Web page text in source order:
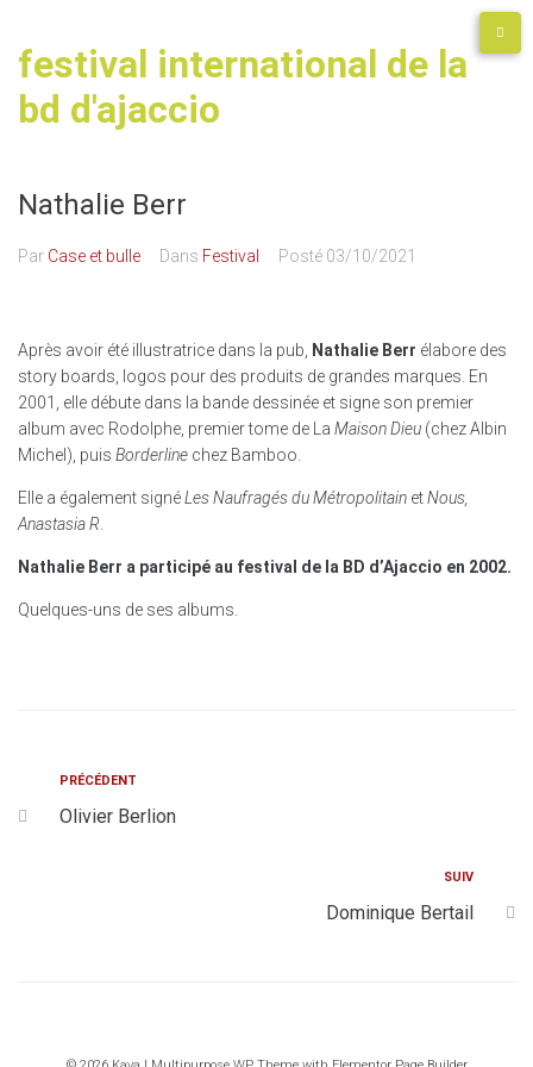
festival international de la
bd d'ajaccio
Nathalie Berr
Par Case et bulle Dans Festival Posté 03/10/2021
Après avoir été illustratrice dans la pub, Nathalie Berr élabore des
story boards, logos pour des produits de grandes marques. En
2001, elle débute dans la bande dessinée et signe son premier
album avec Rodolphe, premier tome de La Maison Dieu (chez Albin
Michel), puis Borderline chez Bamboo.
Elle a également signéLes Naufragés du Métropolitain etNous,
Anastasia R
Nathalie Berr a participé au festival de la BD d’Ajaccio en 2002.
Quelques-uns de ses albums.
PRÉCÉDENT
Olivier Berlion
SUIV
Dominique Bertail